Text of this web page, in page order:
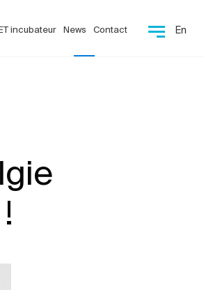
incubateur News Contact En